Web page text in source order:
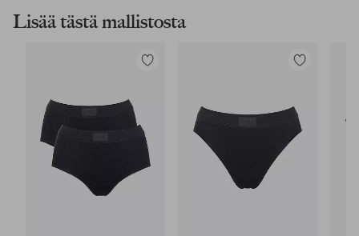
Lisää tästä mallistosta
Lisää
Lisää